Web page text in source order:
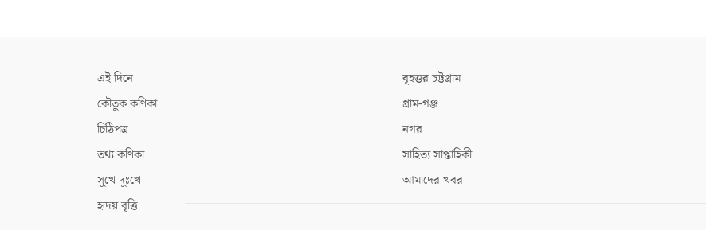
এই দিনে
কৌতুক কণিকা
চিঠিপত্র
তথ্য কণিকা
সুখে দুঃখে
হৃদয় বৃত্তি
বৃহত্তর চট্টগ্রাম
গ্রাম-গঞ্জ
নগর
সাহিত্য সাপ্তাহিকী
আমাদের খবর